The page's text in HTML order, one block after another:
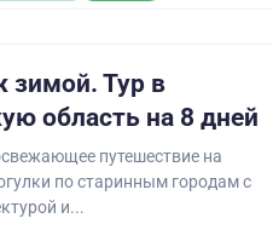
зимой. Тур в
область на 8 дней
путешествие на
по старинным городам с
и...